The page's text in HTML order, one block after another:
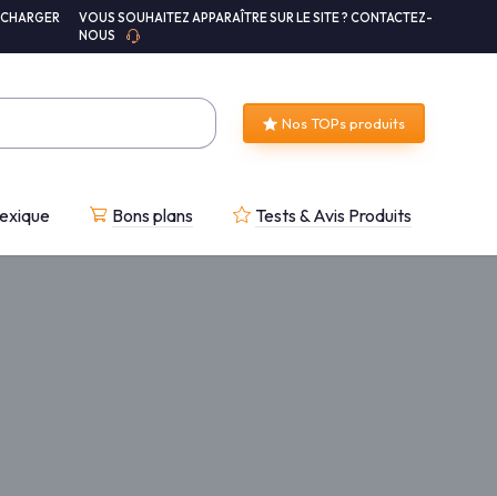
VOUS SOUHAITEZ APPARAÎTRE SUR LE SITE ? CONTACTEZ-
NOUS
Nos TOPs produits
Bons plans Tests & Avis Produits